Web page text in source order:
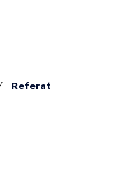
Referat